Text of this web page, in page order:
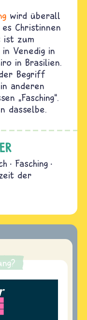
wird überall
Christinnen
ist zum
Venedig in
in Brasilien.
Begriff
anderen
„Fasching“.
dasselbe.
Fasching
der